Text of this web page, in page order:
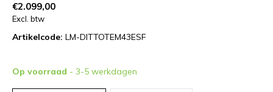
€2.099,00
Excl. btw
Artikelcode: LM-DITTOTEM43ESF
Op voorraad - 3-5 werkdagen